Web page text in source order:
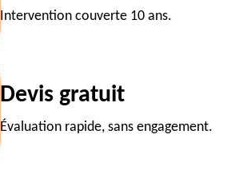
Intervention couverte 10 ans.
Devis gratuit
Évaluation rapide, sans engagement.